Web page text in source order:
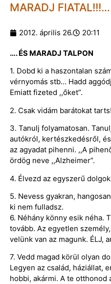
MARADJ
2012. április 26. 20:11
…. ÉS MARADJ TALPON
1. Dobd ki a haszontalan
vérnyomás stb… Hadd
Emiatt fizeted ,,őket”.
2. Csak vidám barátokat
3. Tanulj folyamatosan.
autókról, kertészkedésről,
az agyadat pihenni. ,,A
ördög neve ,,Alzheimer”.
4. Élvezd az egyszerű
5. Nevess gyakran,
ki nem fulladsz.
6. Néhány könny esik néha.
tovább. Az egyetlen
velünk van az magunk. ÉLJ,
7. Vedd magad körül olyan
Legyen az család, háziállat,
hobbi, akármi. A te otthonod